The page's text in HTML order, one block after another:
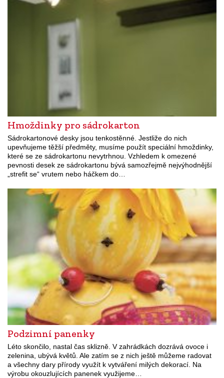
Hmoždinky pro sádrokarton
Sádrokartonové desky jsou tenkostěnné. Jestliže do nich
upevňujeme těžší předměty, musíme použít speciální hmoždinky,
které se ze sádrokartonu nevytrhnou. Vzhledem k omezené
pevnosti desek ze sádrokartonu bývá samozřejmě nejvýhodnější
„strefit se“ vrutem nebo háčkem do…
Podzimní panenky
Léto skončilo, nastal čas sklizně. V zahrádkách dozrává ovoce i
zelenina, ubývá květů. Ale zatím se z nich ještě můžeme radovat
a všechny dary přírody využít k vytváření milých dekorací. Na
výrobu okouzlujících panenek využijeme…